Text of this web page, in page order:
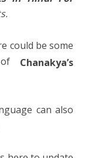
could be some
Chanakya’s
can also